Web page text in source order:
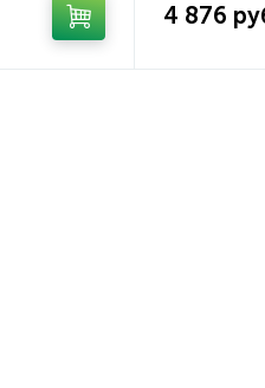
4 876